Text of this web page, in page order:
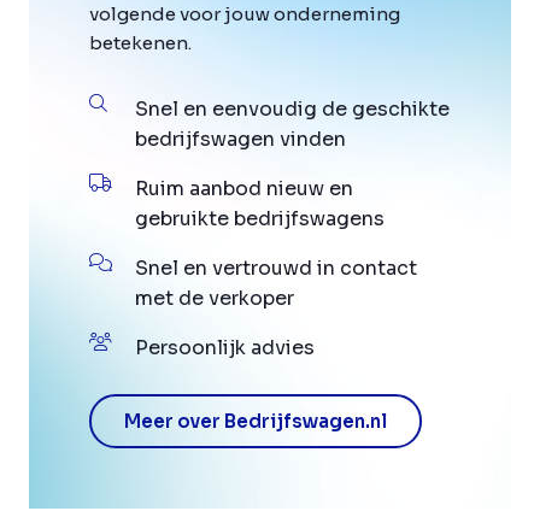
volgende voor jouw onderneming
betekenen.
Snel en eenvoudig de geschikte
bedrijfswagen vinden
Ruim aanbod nieuw en
gebruikte bedrijfswagens
Snel en vertrouwd in contact
met de verkoper
Persoonlijk advies
Meer over Bedrijfswagen.nl